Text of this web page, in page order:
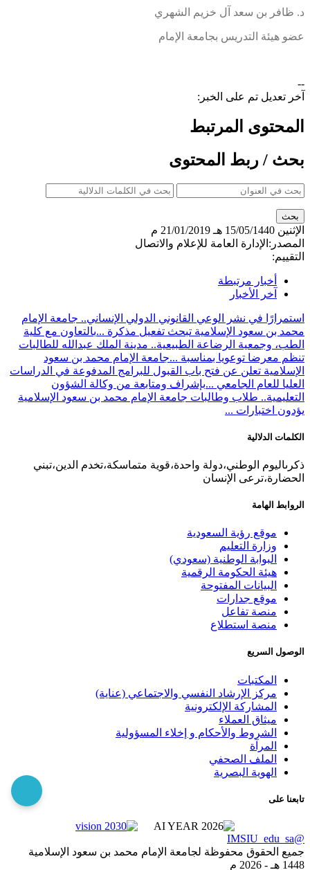
د. ظافر بن سعد آل خزيم الشهري
عضو هيئة التدريس بجامعة الإمام
--
آخر تعديل تم على الخبر:
المحتوى المرتبط
بحث / ربط المحتوى
الإثنين 15/05/1440 هـ
21/01/2019 م
المصدر: الإدارة العامة للإعلام والاتصال
التقييم:
أخبار مرتبطة
آخر الأخبار
استمرارًا في نشر الوعي القانوني الدولي الإنساني.. جامعة الإمام
محمد بن سعود الإسلامية تبحث تفعيل مذكرة ...بالتعاون مع كلية
الطب، وجمعية الرضاعة الطبيعية.. مدينة الملك عبدالله للطالبات
تنظم معرضا توعويا بمناسبة ...جامعة الإمام محمد بن سعود
الإسلامية تعلن عن فتح باب القبول للبرامج المدفوعة في الدراسات
العليا للعام الجامعي ...بإشراف ومتابعة من وكالة الشؤون
التعليمية.. طلاب وطالبات جامعة الإمام محمد بن سعود الإسلامية
يؤدون اختبارات ...
الكلمات الدلالية
​ذكرىاليوم الوطني،دولة واحدة،قوية متماسكة،تخدم الدين،تبني
الحضارة،ترعى الإنسان
الروابط الهامة
موقع رؤية السعودية
وزارة التعليم
البوابة الوطنية (سعودي)
هيئة الحكومة الرقمية
البيانات المفتوحة
موقع جدارات
منصة تفاعل
منصة استطلاع
الوصول السريع
المكتبات
مركز الإرشاد النفسي والاجتماعي (عناية)
المشاركة الإلكترونية
ميثاق العملاء
الشروط والأحكام و إخلاء المسؤولية
المرآة
الملف الصحفي
الهوية البصرية
تابعنا على
@IMSIU_edu_sa
جميع الحقوق محفوظة لجامعة الإمام محمد بن سعود الإسلامية
1448 هـ -
2026 م